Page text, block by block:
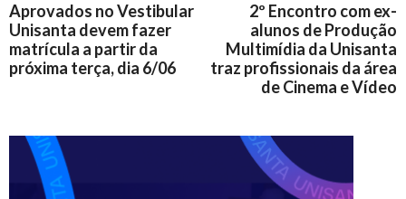
Aprovados no Vestibular
Unisanta devem fazer
matrícula a partir da
próxima terça, dia 6/06
2º Encontro com ex-
alunos de Produção
Multimídia da Unisanta
traz profissionais da área
de Cinema e Vídeo